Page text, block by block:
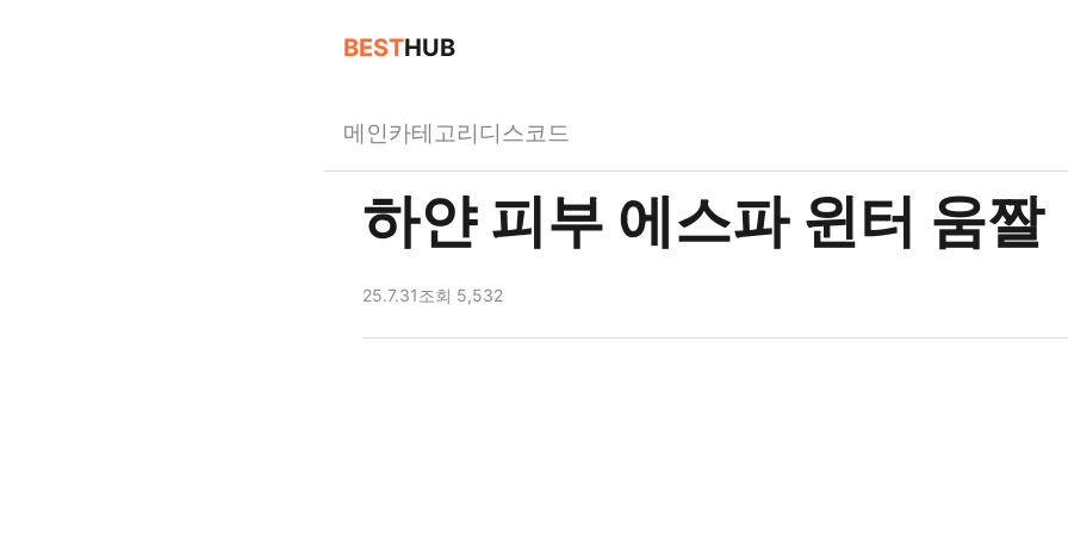
BESTHUB
메인카테고리디스코드
하얀 피부 에스파 윈터 움짤
25.7.31조회 5,532